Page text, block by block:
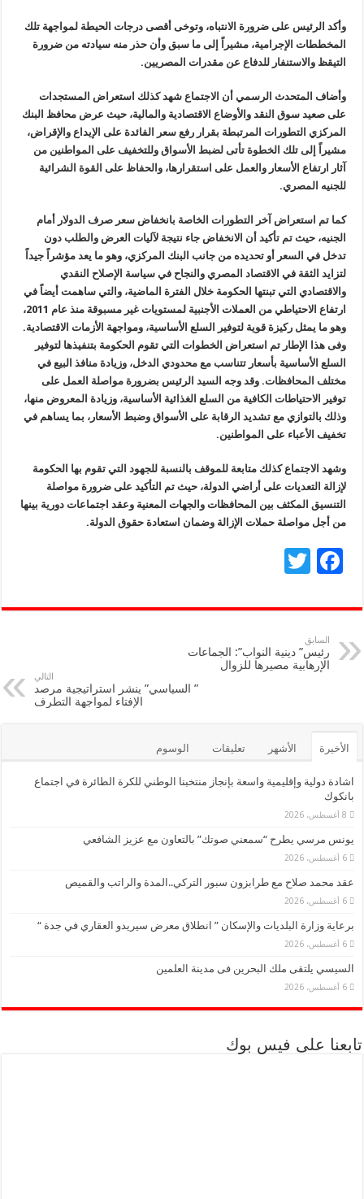
وأكد الرئيس على ضرورة الانتباه، وتوخى أقصى درجات الحيطة لمواجهة تلك
المخططات الإجرامية، مشيراً إلى ما سبق وأن حذر منه سيادته من ضرورة
التيقظ والاستنفار للدفاع عن مقدرات المصريين.
وأضاف المتحدث الرسمي أن الاجتماع شهد كذلك استعراض المستجدات
على صعيد سوق النقد والأوضاع الاقتصادية والمالية، حيث عرض محافظ البنك
المركزي التطورات المرتبطة بقرار رفع سعر الفائدة على الإيداع والإقراض،
مشيراً إلى تلك الخطوة تأتى لضبط الأسواق وللتخفيف على المواطنين من
آثار ارتفاع الأسعار والعمل على استقرارها، والحفاظ على القوة الشرائية
للجنيه المصري.
كما تم استعراض آخر التطورات الخاصة بانخفاض سعر صرف الدولار أمام
الجنيه، حيث تم تأكيد أن الانخفاض جاء نتيجة لآليات العرض والطلب دون
تدخل في السعر أو تحديده من جانب البنك المركزي، وهو ما يعد مؤشراً جيداً
لتزايد الثقة في الاقتصاد المصري والنجاح في سياسة الإصلاح النقدي
والاقتصادي التي تبنتها الحكومة خلال الفترة الماضية، والتي ساهمت أيضاً في
ارتفاع الاحتياطي من العملات الأجنبية لمستويات غير مسبوقة منذ عام 2011،
وهو ما يمثل ركيزة قوية لتوفير السلع الأساسية، ومواجهة الأزمات الاقتصادية.
وفى هذا الإطار تم استعراض الخطوات التي تقوم الحكومة بتنفيذها لتوفير
السلع الأساسية بأسعار تتناسب مع محدودي الدخل، وزيادة منافذ البيع في
مختلف المحافظات. وقد وجه السيد الرئيس بضرورة مواصلة العمل على
توفير الاحتياطات الكافية من السلع الغذائية الأساسية، وزيادة المعروض منها،
وذلك بالتوازي مع تشديد الرقابة على الأسواق وضبط الأسعار، بما يساهم في
تخفيف الأعباء على المواطنين.
وشهد الاجتماع كذلك متابعة للموقف بالنسبة للجهود التي تقوم بها الحكومة
لإزالة التعديات على أراضي الدولة، حيث تم التأكيد على ضرورة مواصلة
التنسيق المكثف بين المحافظات والجهات المعنية وعقد اجتماعات دورية بينها
من أجل مواصلة حملات الإزالة وضمان استعادة حقوق الدولة.
F
e
b
o
tt
er
السابق
رئيس” دينية النواب”: الجماعات
الإرهابية مصيرها للزوال
التالي
” السياسي” ينشر استراتيجية مرصد
الإفتاء لمواجهة التطرف
الأخيرة الأشهر تعليقات الوسوم
اشادة دولية وإقليمية واسعة بإنجاز منتخبنا الوطني للكرة الطائرة في اجتماع
بانكوك
8 أغسطس، 2026
يونس مرسي يطرح “سمعني صوتك” بالتعاون مع عزيز الشافعي
6 أغسطس، 2026
عقد محمد صلاح مع طرابزون سبور التركي..المدة والراتب والقميص
6 أغسطس، 2026
برعاية وزارة البلديات والإسكان ” انطلاق معرض سيريدو العقاري في جدة “
6 أغسطس، 2026
السيسي يلتقى ملك البحرين فى مدينة العلمين
6 أغسطس، 2026
تابعنا على فيس بوك